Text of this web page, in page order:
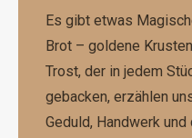
Es gibt etwas
Brot – goldene
Trost, der in jedem
gebacken, erzählen
Geduld, Handwerk